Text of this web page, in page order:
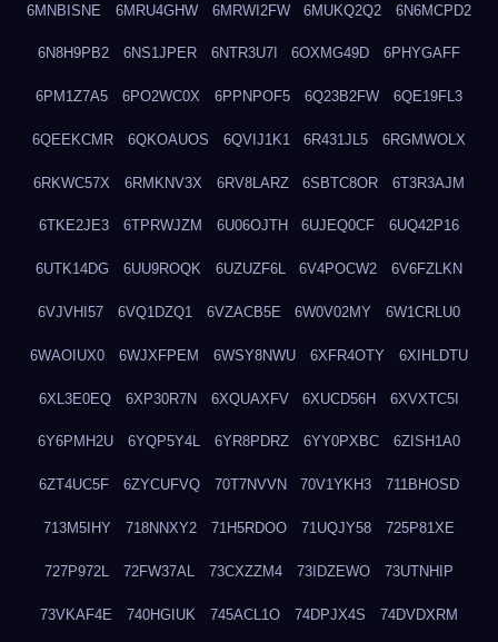
6MNBISNE 6MRU4GHW 6MRWI2FW 6MUKQ2Q2 6N6MCPD2
6N8H9PB2 6NS1JPER 6NTR3U7I 6OXMG49D 6PHYGAFF
6PM1Z7A5 6PO2WC0X 6PPNPOF5 6Q23B2FW 6QE19FL3
6QEEKCMR 6QKOAUOS 6QVIJ1K1 6R431JL5 6RGMWOLX
6RKWC57X 6RMKNV3X 6RV8LARZ 6SBTC8OR 6T3R3AJM
6TKE2JE3 6TPRWJZM 6U06OJTH 6UJEQ0CF 6UQ42P16
6UTK14DG 6UU9ROQK 6UZUZF6L 6V4POCW2 6V6FZLKN
6VJVHI57 6VQ1DZQ1 6VZACB5E 6W0V02MY 6W1CRLU0
6WAOIUX0 6WJXFPEM 6WSY8NWU 6XFR4OTY 6XIHLDTU
6XL3E0EQ 6XP30R7N 6XQUAXFV 6XUCD56H 6XVXTC5I
6Y6PMH2U 6YQP5Y4L 6YR8PDRZ 6YY0PXBC 6ZISH1A0
6ZT4UC5F 6ZYCUFVQ 70T7NVVN 70V1YKH3 711BHOSD
713M5IHY 718NNXY2 71H5RDOO 71UQJY58 725P81XE
727P972L 72FW37AL 73CXZZM4 73IDZEWO 73UTNHIP
73VKAF4E 740HGIUK 745ACL1O 74DPJX4S 74DVDXRM